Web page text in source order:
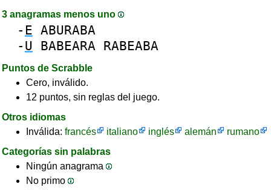
3 anagramas menos uno
- E ABURABA
- U BABEARA RABEABA
Puntos de Scrabble
Cero, inválido.
12 puntos, sin reglas del juego.
Otros idiomas
Inválida: francés italiano inglés alemán
rumano
Categorías sin palabras
Ningún anagrama
No primo